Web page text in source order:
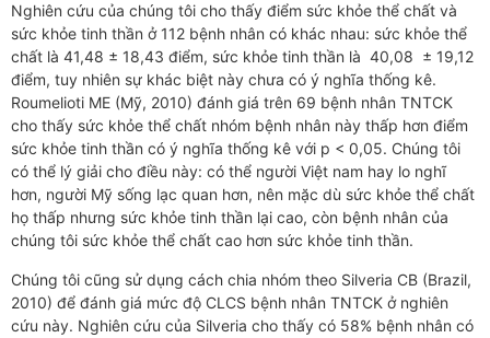
Nghiên cứu của chúng tôi cho thấy điểm sức khỏe thể chất và
sức khỏe tinh thần ở 112 bệnh nhân có khác nhau: sức khỏe thể
chất là 41,48 ± 18,43 điểm, sức khỏe tinh thần là 40,08 ± 19,12
điểm, tuy nhiên sự khác biệt này chưa có ý nghĩa thống kê.
Roumelioti ME (Mỹ, 2010) đánh giá trên 69 bệnh nhân TNTCK
cho thấy sức khỏe thể chất nhóm bệnh nhân này thấp hơn điểm
sức khỏe tinh thần có ý nghĩa thống kê với p < 0,05. Chúng tôi
có thể lý giải cho điều này: có thể người Việt nam hay lo nghĩ
hơn, người Mỹ sống lạc quan hơn, nên mặc dù sức khỏe thể chất
họ thấp nhưng sức khỏe tinh thần lại cao, còn bệnh nhân của
chúng tôi sức khỏe thể chất cao hơn sức khỏe tinh thần.
Chúng tôi cũng sử dụng cách chia nhóm theo Silveria CB (Brazil,
2010) để đánh giá mức độ CLCS bệnh nhân TNTCK ở nghiên
cứu này. Nghiên cứu của Silveria cho thấy có 58% bệnh nhân có